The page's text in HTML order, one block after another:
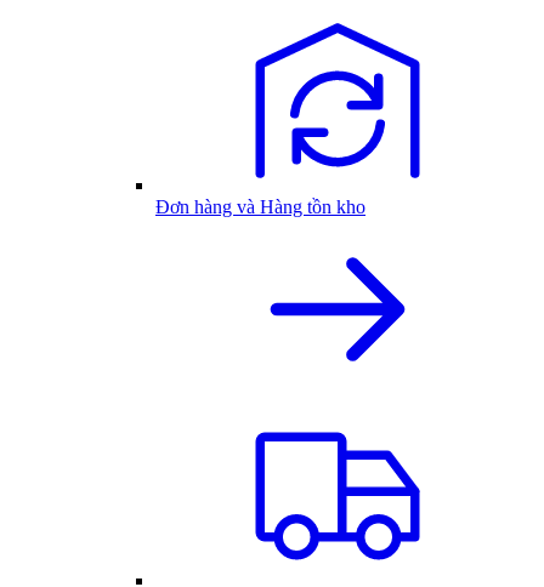
Đơn hàng và Hàng tồn kho